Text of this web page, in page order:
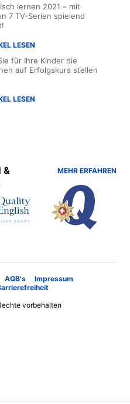
lernen 2021 – mit
7 TV-Serien spielend
LESEN
für Ihre Kinder die
auf Erfolgskurs stellen
LESEN
&
MEHR ERFAHREN
AGB's
Impressum
vorbehalten